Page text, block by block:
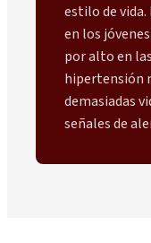
estilo de
en los
por alto en
hipertensión
demasiadas
señales de